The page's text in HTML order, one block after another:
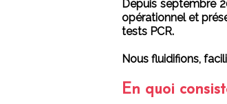
Depuis septembre
opérationnel et
tests PCR.
Nous fluidifions,
En quoi